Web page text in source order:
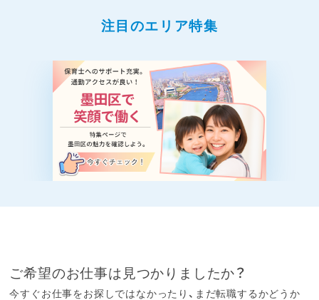
注目のエリア特集
ご希望のお仕事は見つかりましたか？
今すぐお仕事をお探しではなかったり、まだ転職するかどうか